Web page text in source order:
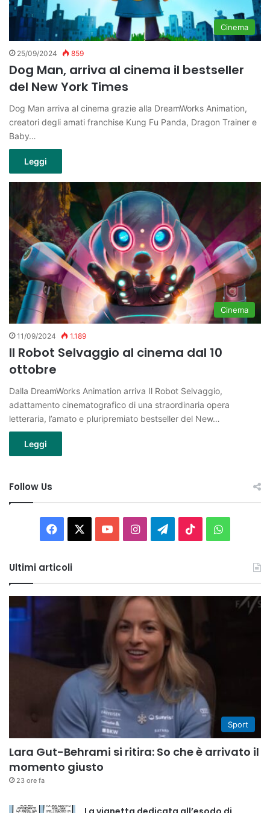
Cinema
25/09/2024 859
Dog Man, arriva al cinema il bestseller
del New York Times
Dog Man arriva al cinema grazie alla DreamWorks Animation,
creatori degli amati franchise Kung Fu Panda, Dragon Trainer e
Baby…
Leggi
Cinema
11/09/2024 1.189
Il Robot Selvaggio al cinema dal 10
ottobre
Dalla DreamWorks Animation arriva Il Robot Selvaggio,
adattamento cinematografico di una straordinaria opera
letteraria, l’amato e pluripremiato bestseller del New…
Leggi
Follow Us
Facebook You InstagramTelegram
TikTok
Ultimi articoli
Sport
Lara Gut-Behrami si ritira: So che è arrivato il
momento giusto
23 ore fa